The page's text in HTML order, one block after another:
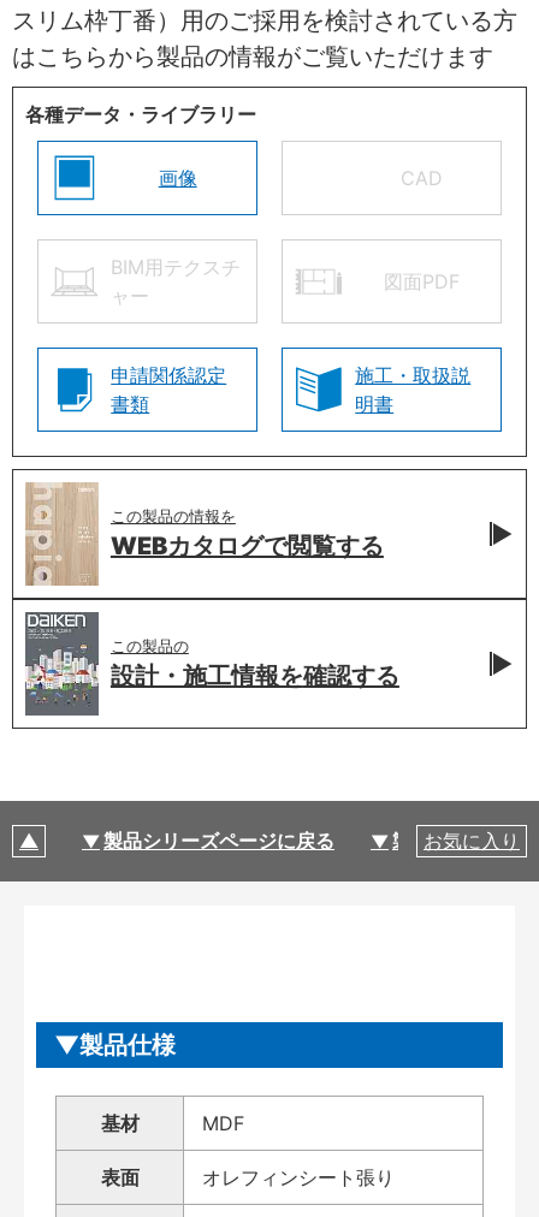
スリム枠丁番）用のご採用を検討されている方
はこちらから製品の情報がご覧いただけます
各種データ・ライブラリー
画像 CAD
BIM用テクスチ
ャー
図面PDF
申請関係認定
書類
施工・取扱説
明書
この製品の情報を
WEBカタログで閲覧する
この製品の
設計・施工情報を確認する
製品シリーズページに戻る 製品仕様
お気に入り
製品仕様
基材 MDF
表面 オレフィンシート張り